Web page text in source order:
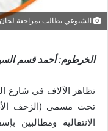
الشيوعي يطالب بمراجعة
الخرطوم: أحمد قسم
تظاهر الآلاف في شارع
تحت مسمى (الزحف
الانتقالية ومطالبين